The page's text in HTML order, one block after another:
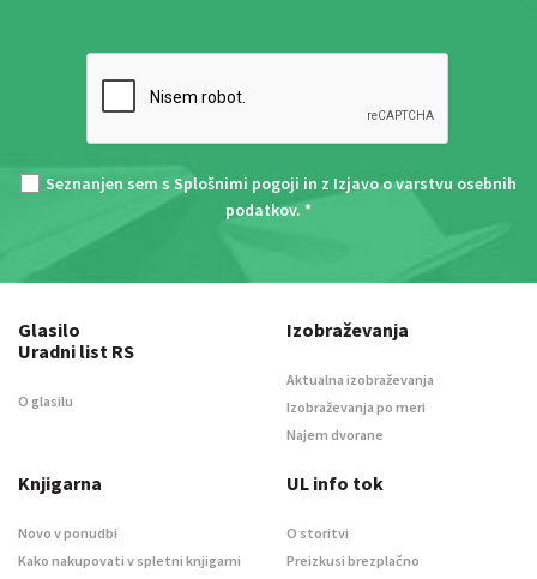
Seznanjen sem s Splošnimi pogoji in z Izjavo o varstvu osebnih
podatkov. *
Glasilo
Uradni list RS
O glasilu
Izobraževanja
Aktualna izobraževanja
Izobraževanja po meri
Najem dvorane
Knjigarna
Novo v ponudbi
Kako nakupovati v spletni knjigarni
UL info tok
O storitvi
Preizkusi brezplačno